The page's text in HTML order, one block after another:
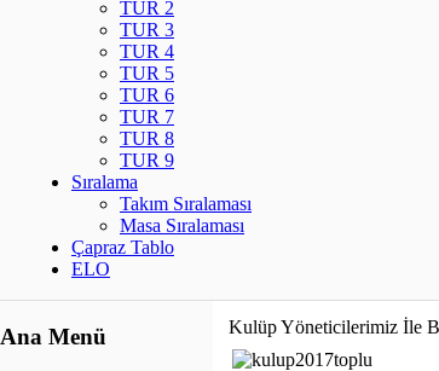
TUR 2
TUR 3
TUR 4
TUR 5
TUR 6
TUR 7
TUR 8
TUR 9
Sıralama
Takım Sıralaması
Masa Sıralaması
Çapraz Tablo
ELO
Ana Menü
Kulüp Yöneticilerimiz İle